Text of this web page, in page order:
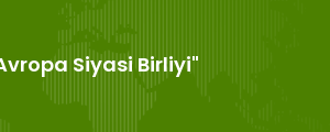
Siyasi Birliyi"